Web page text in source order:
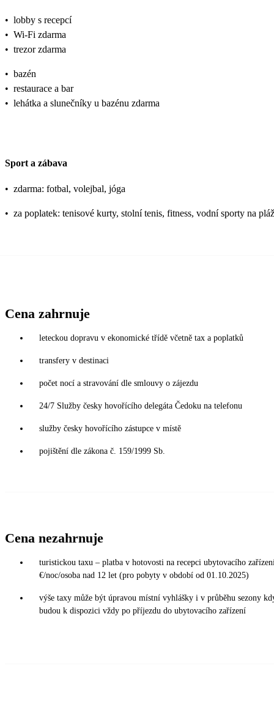
• lobby s recepcí
• Wi-Fi zdarma
• trezor zdarma
• bazén
• restaurace a bar
• lehátka a slunečníky u bazénu zdarma
Sport a zábava
• zdarma: fotbal, volejbal, jóga
• za poplatek: tenisové kurty, stolní tenis, fitness, vodní sporty na
Cena zahrnuje
leteckou dopravu v ekonomické třídě včetně tax a poplatků
transfery v destinaci
počet nocí a stravování dle smlouvy o zájezdu
24/7 Služby česky hovořícího delegáta Čedoku na telefonu
služby česky hovořícího zástupce v místě
pojištění dle zákona č. 159/1999 Sb.
Cena nezahrnuje
turistickou taxu – platba v hotovosti na recepci ubytovacího
€/noc/osoba nad 12 let (pro pobyty v období od 01.10.2025)
výše taxy může být úpravou místní vyhlášky i v průběhu sezony
budou k dispozici vždy po příjezdu do ubytovacího zařízení